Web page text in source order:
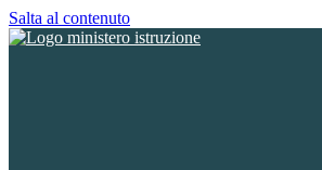
Salta al contenuto